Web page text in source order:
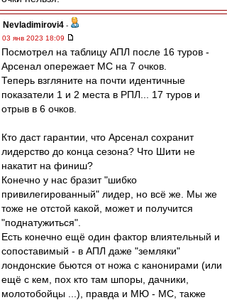
Nevladimirovi4 -
03 янв 2023 18:09
Посмотрел на таблицу АПЛ после 16 туров -
Арсенал опережает МС на 7 очков.
Теперь взгляните на почти идентичные
показатели 1 и 2 места в РПЛ... 17 туров и
отрыв в 6 очков.
Кто даст гарантии, что Арсенал сохранит
лидерство до конца сезона? Что Шити не
накатит на финиш?
Конечно у нас бразит "шибко
привилегированный" лидер, но всё же. Мы же
тоже не отстой какой, может и получится
"поднатужиться".
Есть конечно ещё один фактор влиятельный и
сопоставимый - в АПЛ даже "земляки"
лондонские бьются от ножа с канонирами (или
ещё с кем, пох кто там шпоры, дачники,
молотобойцы ...), правда и МЮ - МС, также